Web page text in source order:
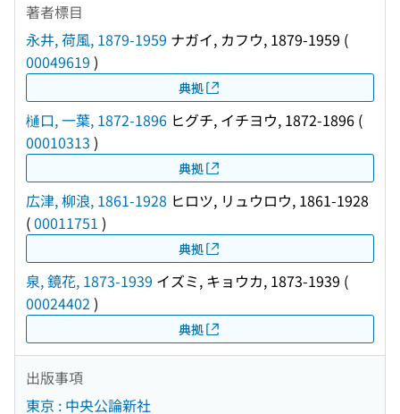
著者標目
永井, 荷風, 1879-1959 ナガイ, カフウ, 1879-1959 (
00049619 )
典拠
樋口, 一葉, 1872-1896 ヒグチ, イチヨウ, 1872-1896 (
00010313 )
典拠
広津, 柳浪, 1861-1928 ヒロツ, リュウロウ, 1861-1928
(00011751 )
典拠
泉, 鏡花, 1873-1939 イズミ, キョウカ, 1873-1939 (
00024402 )
典拠
出版事項
東京 : 中央公論新社